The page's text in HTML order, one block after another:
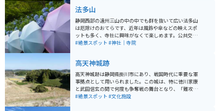
法多山
静岡西部の遠州三山の中の中でも群を抜いて広い法多山
は厄除けのおてらです、近年は風鈴や傘などの映えスポ
ットも多く、寺社に興味がなくて楽しめます。公共交通
機関で行きにくいのでマイカーかバイクでいくのがぴっ
おでんが人気です。
#絶景スポット #神社｜寺院
高天神城跡
高天神城跡は静岡県掛川市にあり、戦国時代に重要な軍
事拠点として用いられました。この城は、特に徳川家康
と武田信玄の間で何度も争奪戦の舞台となり、「難攻不
落の城」として知られています。標高132メートルの鶴
#絶景スポット #文化施設